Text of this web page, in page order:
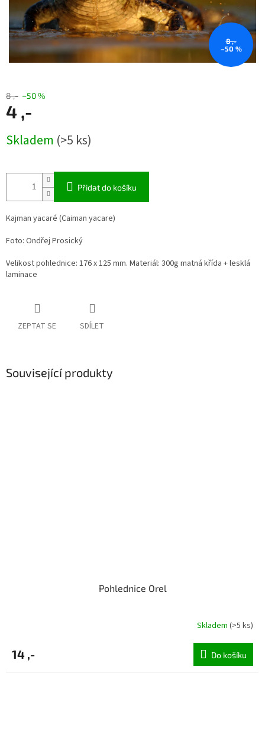
8 ,-
–50 %
8 ,- –50 %
4 ,-
cena:
Skladem (>5 ks)
Přidat do košíku
Kajman yacaré (Caiman yacare)
Foto: Ondřej Prosický
Velikost pohlednice: 176 x 125 mm. Materiál: 300g matná křída + lesklá
laminace
ZEPTAT SE SDÍLET
Související produkty
Pohlednice Orel
Skladem (>5 ks)
14 ,- Do košíku